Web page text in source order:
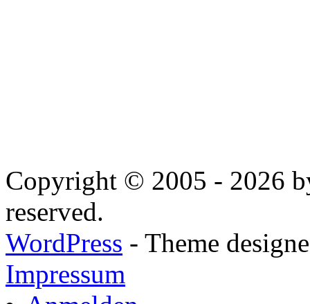
Copyright © 2005 - 2026
reserved.
WordPress - Theme
Impressum